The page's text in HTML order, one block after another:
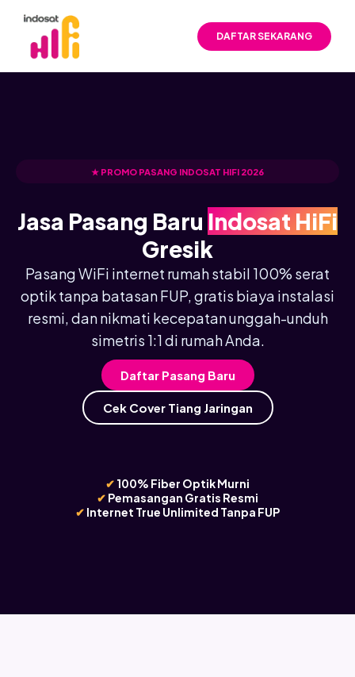
DAFTAR SEKARANG
★ PROMO PASANG INDOSAT HIFI 2026
Jasa Pasang Baru Indosat HiFi
Gresik
Pasang WiFi internet rumah stabil 100% serat
optik tanpa batasan FUP, gratis biaya instalasi
resmi, dan nikmati kecepatan unggah-unduh
simetris 1:1 di rumah Anda.
Daftar Pasang Baru
Cek Cover Tiang Jaringan
✔ 100% Fiber Optik Murni
✔ Pemasangan Gratis Resmi
✔ Internet True Unlimited Tanpa FUP